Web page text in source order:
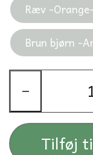
Ræv -Orange-
Brun bjørn -
−
Tilføj